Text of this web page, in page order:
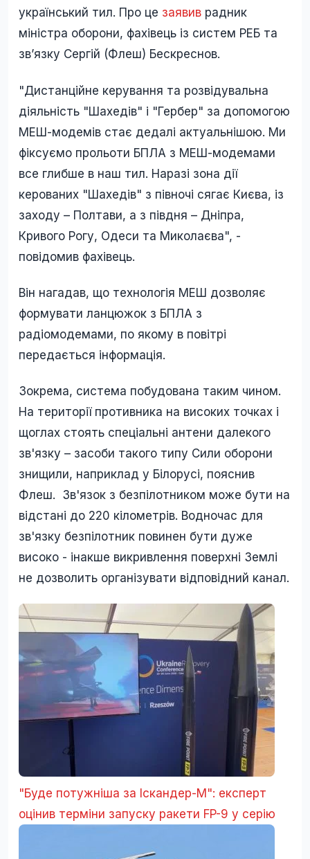
український тил. Про це заявив радник
міністра оборони, фахівець із систем РЕБ та
звʼязку Сергій (Флеш) Бескреснов.
"Дистанційне керування та розвідувальна
діяльність "Шахедів" і "Гербер" за допомогою
МЕШ-модемів стає дедалі актуальнішою. Ми
фіксуємо прольоти БПЛА з МЕШ-модемами
все глибше в наш тил. Наразі зона дії
керованих "Шахедів" з півночі сягає Києва, із
заходу – Полтави, а з півдня – Дніпра,
Кривого Рогу, Одеси та Миколаєва", -
повідомив фахівець.
Він нагадав, що технологія МЕШ дозволяє
формувати ланцюжок з БПЛА з
радіомодемами, по якому в повітрі
передається інформація.
Зокрема, система побудована таким чином.
На території противника на високих точках і
щоглах стоять спеціальні антени далекого
зв'язку – засоби такого типу Сили оборони
знищили, наприклад у Білорусі, пояснив
Флеш. Зв'язок з безпілотником може бути на
відстані до 220 кілометрів. Водночас для
зв'язку безпілотник повинен бути дуже
високо - інакше викривлення поверхні Землі
не дозволить організувати відповідний канал.
"Буде потужніша за Іскандер-М": експерт
оцінив терміни запуску ракети FP-9 у серію